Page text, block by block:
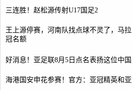
三连胜！赵松源传射U17国足2
王上源停赛，河南队找点球不灵了，马
冠名额
好消息！亚足联8月5日点名表扬这位中
海港国安申花参赛！官方：亚冠精英和